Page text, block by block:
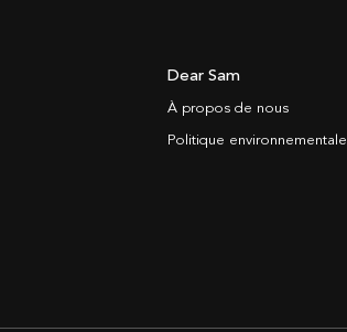
Dear Sam
À propos de nous
Politique environnementale